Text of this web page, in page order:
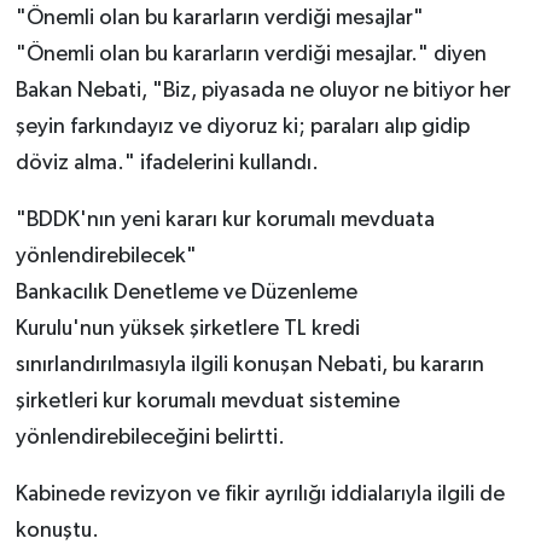
"Önemli olan bu kararların verdiği mesajlar"
"Önemli olan bu kararların verdiği mesajlar." diyen
Bakan Nebati, "Biz, piyasada ne oluyor ne bitiyor her
şeyin farkındayız ve diyoruz ki; paraları alıp gidip
döviz alma." ifadelerini kullandı.
"BDDK'nın yeni kararı kur korumalı mevduata
yönlendirebilecek"
Bankacılık Denetleme ve Düzenleme
Kurulu'nun yüksek şirketlere TL kredi
sınırlandırılmasıyla ilgili konuşan Nebati, bu kararın
şirketleri kur korumalı mevduat sistemine
yönlendirebileceğini belirtti.
Kabinede revizyon ve fikir ayrılığı iddialarıyla ilgili de
konuştu.